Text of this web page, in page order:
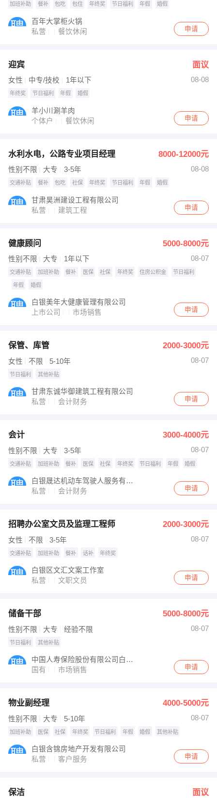
加班补助 餐补 包吃 包住 年终奖 节日福利 年假 婚假
百年大掌柜火锅
私营
餐饮休闲 申请
迎宾 面议
女性 中专/技校 1年以下 08-08
年终奖 节日福利 年假 婚假
羊小川涮羊肉
个体户
餐饮休闲 申请
水利水电，公路专业项目经理 8000-12000元
性别不限 大专 3-5年 08-08
交通补贴 餐补 包吃 社保 年终奖 节日福利 年假 婚假
甘肃昊洲建设工程有限公司
私营
建筑工程 申请
健康顾问 5000-8000元
性别不限 大专 1年以下 08-07
交通补贴 加班补助 餐补 医保 社保 年终奖 住房公积金 节日福利
年假 婚假
白银美年大健康管理有限公司
上市公司
市场销售 申请
保管、库管 2000-3000元
女性 不限 5-10年 08-07
节日福利 其他补贴
甘肃东诚华御建筑工程有限公司
私营
会计财务 申请
会计 3000-4000元
性别不限 大专 3-5年 08-07
交通补贴 加班补助 餐补 医保 社保 年终奖 节日福利 年假 婚假
白银晟达机动车驾驶人服务有限公司
私营
会计财务 申请
招聘办公室文员及监理工程师 2000-3000元
女性 不限 3-5年 08-07
交通补贴 加班补助 餐补 话补 年终奖
白银区文汇文案工作室
私营
文职文员 申请
储备干部 5000-8000元
性别不限 大专 经验不限 08-07
节日福利 其他补贴
中国人寿保险股份有限公司白银区支公司
国有
市场销售 申请
物业副经理 4000-5000元
性别不限 大专 5-10年 08-07
加班补助 医保 社保 年终奖 节日福利 年假 婚假 其他补贴
白银含锦房地产开发有限公司
私营
客户服务 申请
保洁 面议